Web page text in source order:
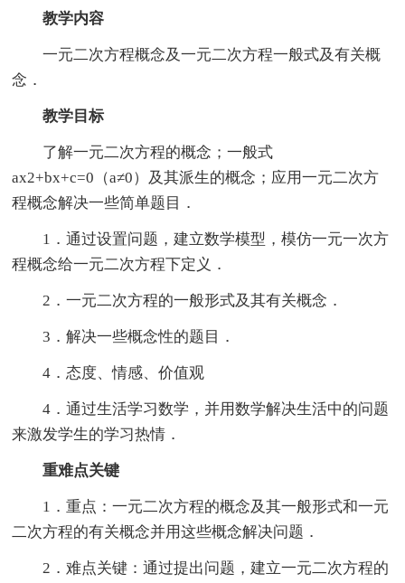
教学内容
一元二次方程概念及一元二次方程一般式及有关概
念．
教学目标
了解一元二次方程的概念；一般式
ax2+bx+c=0（a≠0）及其派生的概念；应用一元二次方
程概念解决一些简单题目．
1．通过设置问题，建立数学模型，模仿一元一次方
程概念给一元二次方程下定义．
2．一元二次方程的一般形式及其有关概念．
3．解决一些概念性的题目．
4．态度、情感、价值观
4．通过生活学习数学，并用数学解决生活中的问题
来激发学生的学习热情．
重难点关键
1．重点：一元二次方程的概念及其一般形式和一元
二次方程的有关概念并用这些概念解决问题．
2．难点关键：通过提出问题，建立一元二次方程的